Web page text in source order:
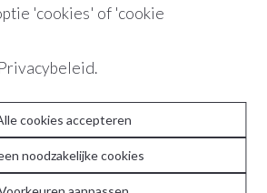
'cookies' of 'cookie
Privacybeleid.
cookies accepteren
noodzakelijke cookies
een zachte, aangename
een charmante straat
groene achterbuur."
waar je instant wordt omarmt
ligging is top, met het Fort van